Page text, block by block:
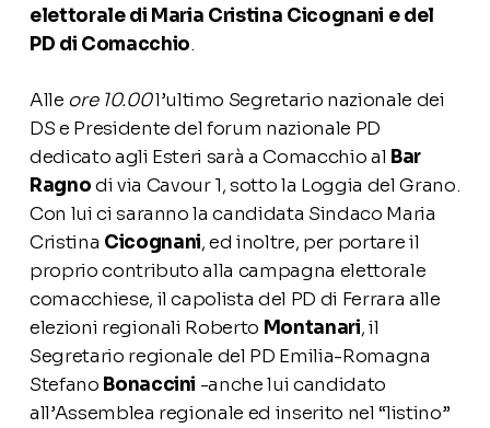
elettorale di Maria Cristina Cicognani e del
PD di Comacchio.
Alle ore 10.00l’ultimo Segretario nazionale dei
DS e Presidente del forum nazionale PD
dedicato agli Esteri sarà a Comacchio al Bar
Ragnodi via Cavour 1, sotto la Loggia del Grano.
Con lui ci saranno la candidata Sindaco Maria
Cristina Cicognani, ed inoltre, per portare il
proprio contributo alla campagna elettorale
comacchiese, il capolista del PD di Ferrara alle
elezioni regionali Roberto Montanari, il
Segretario regionale del PD Emilia-Romagna
Stefano Bonaccini -anche lui candidato
all’Assemblea regionale ed inserito nel “listino”